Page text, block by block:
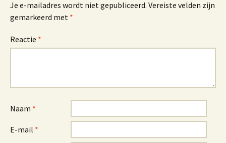
Je e-mailadres wordt niet gepubliceerd. Vereiste velden zijn
gemarkeerd met *
Reactie *
Naam *
E-mail *